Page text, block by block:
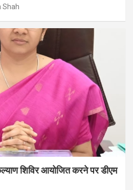
Shah
शिविर आयोजित करने पर डीएम